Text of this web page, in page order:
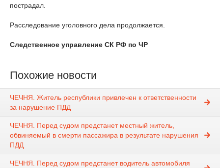
пострадал.
Расследование уголовного дела продолжается.
Следственное управление СК РФ по ЧР
Похожие новости
ЧЕЧНЯ. Житель республики привлечен к ответственности
за нарушение ПДД
ЧЕЧНЯ. Перед судом предстанет местный житель,
обвиняемый в смерти пассажира в результате нарушения
ПДД
ЧЕЧНЯ. Перед судом предстанет водитель автомобиля